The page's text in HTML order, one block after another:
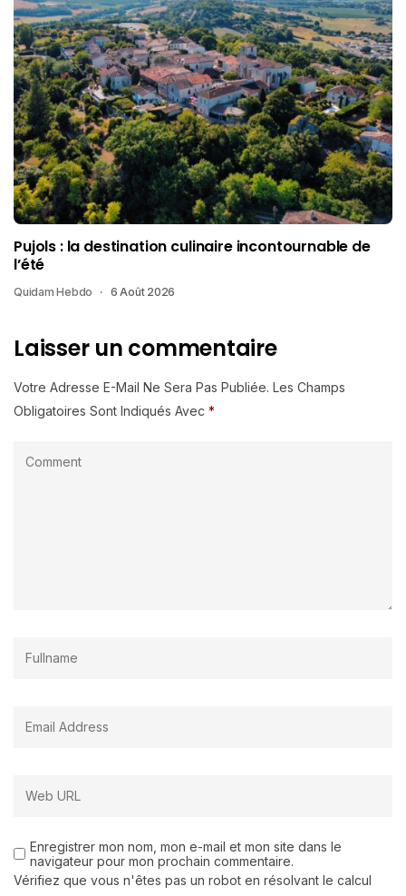
Pujols : la destination culinaire incontournable de
l’été
Quidam Hebdo 6 Août 2026
Laisser un commentaire
Votre Adresse E-Mail Ne Sera Pas Publiée. Les Champs
Obligatoires Sont Indiqués Avec *
Enregistrer mon nom, mon e-mail et mon site dans le
navigateur pour mon prochain commentaire.
Vérifiez que vous n'êtes pas un robot en résolvant le calcul